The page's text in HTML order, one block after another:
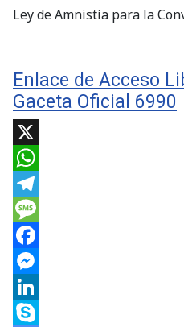
Ley de Amnistía para la
Enlace de Acceso
Gaceta Oficial 6990
X
WhatsApp
Telegram
Message
Facebook
Messenger
LinkedIn